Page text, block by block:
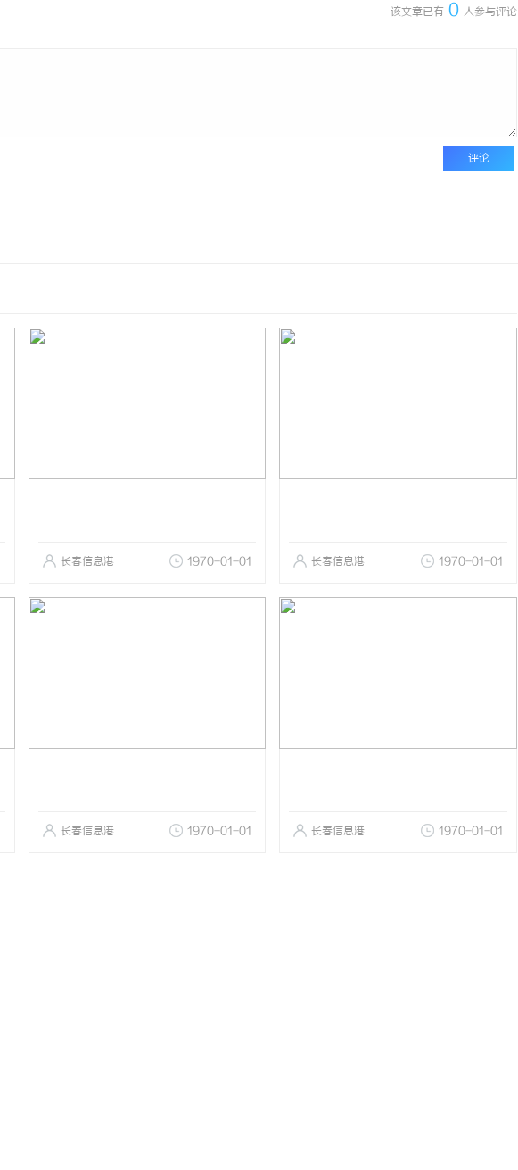
该文章已有 0 人参与评论
评论
长春信息港 1970-01-01 长春信息港 1970-01-01
长春信息港 1970-01-01 长春信息港 1970-01-01